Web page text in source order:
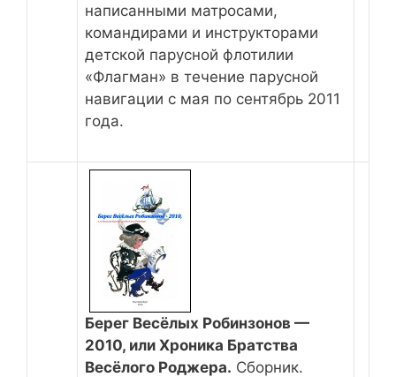
написанными матросами,
командирами и инструкторами
детской парусной флотилии
«Флагман» в течение парусной
навигации с мая по сентябрь 2011
года.
Берег Весёлых Робинзонов —
2010, или Хроника Братства
Весёлого Роджера. Сборник.